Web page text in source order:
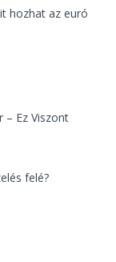
hozhat az euró
Ez Viszont
felé?